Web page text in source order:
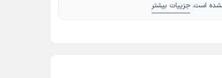
است. جزییات بیشتر